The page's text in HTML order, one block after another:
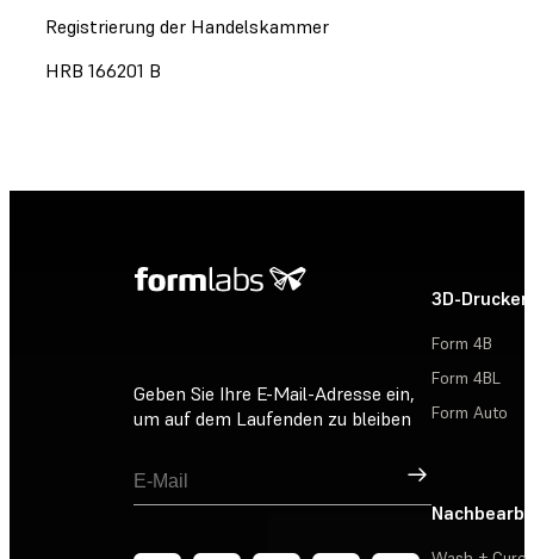
Registrierung der Handelskammer
HRB 166201 B
Geben Sie Ihre E-Mail-Adresse ein,
um auf dem Laufenden zu bleiben
Registrieren
3D-Drucker
Form 4B
Form 4BL
Form Auto